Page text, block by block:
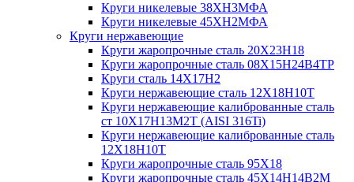
Круги никелевые 38XH3MФА
Круги никелевые 45ХН2МФА
Круги нержавеющие
Круги жаропрочные сталь 20Х23Н18
Круги жаропрочные сталь 08Х15Н24В4ТР
Круги сталь 14Х17Н2
Круги нержавеющие сталь 12Х18Н10Т
Круги нержавеющие калиброванные сталь
ст 10Х17Н13М2Т (AISI 316Ti)
Круги нержавеющие калиброванные сталь
12Х18Н10Т
Круги жаропрочные сталь 95Х18
Круги жаропрочные сталь 45Х14Н14В2М